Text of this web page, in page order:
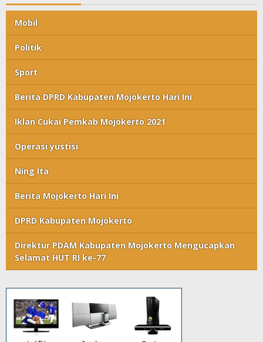
Mobil
Politik
Sport
Berita DPRD Kabupaten Mojokerto Hari Ini
Iklan Cukai Pemkab Mojokerto 2021
Operasi yustisi
Ning Ita
Berita Mojokerto Hari Ini
DPRD Kabupaten Mojokerto
Direktur PDAM Kabupaten Mojokerto Mengucapkan
Selamat HUT RI ke-77